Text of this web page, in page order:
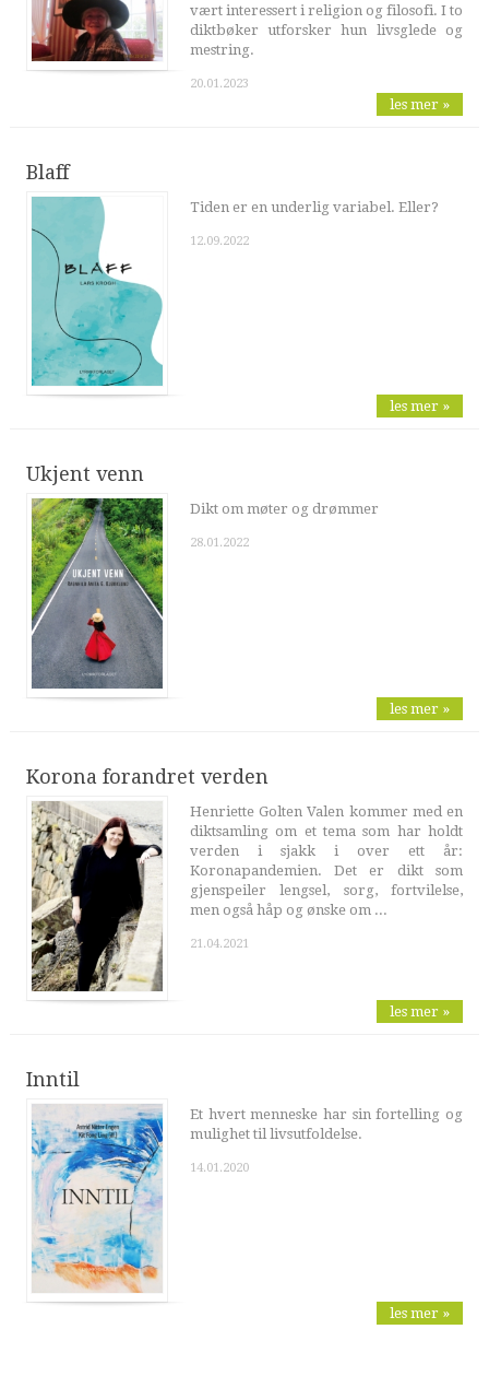
vært interessert i religion og filosofi. I to
diktbøker utforsker hun livsglede og
mestring.
20.01.2023
les mer »
Blaff
Tiden er en underlig variabel. Eller?
12.09.2022
les mer »
Ukjent venn
Dikt om møter og drømmer
28.01.2022
les mer »
Korona forandret verden
Henriette Golten Valen kommer med en
diktsamling om et tema som har holdt
verden i sjakk i over ett år:
Koronapandemien. Det er dikt som
gjenspeiler lengsel, sorg, fortvilelse,
men også håp og ønske om ...
21.04.2021
les mer »
Inntil
Et hvert menneske har sin fortelling og
mulighet til livsutfoldelse.
14.01.2020
les mer »